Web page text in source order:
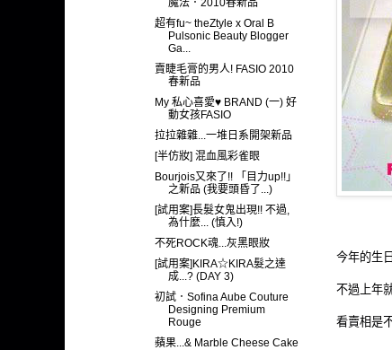
今年的生
不過上年
看賣相是
魔法．2010春新品
超有fu~ theZtyle x Oral B
Pulsonic Beauty Blogger
Ga...
賣睫毛膏的男人! FASIO 2010
春新品
My 私心喜愛♥ BRAND (一) 好
動女孩FASIO
拉拉雜雜...一堆日系開架新品
[半仿妝] 混血風彩雀眼
Bourjois又來了!! 「目力up!!」
之新品 (我要頭昏了...)
[試用案]長髮女鬼出現!! 不過,
為什麼... (慎入!)
不死ROCK魂...灰黑眼妝
[試用案]KIRA☆KIRA髮之達
成...? (DAY 3)
初試．Sofina Aube Couture
Designing Premium
Rouge
蘋果...& Marble Cheese Cake